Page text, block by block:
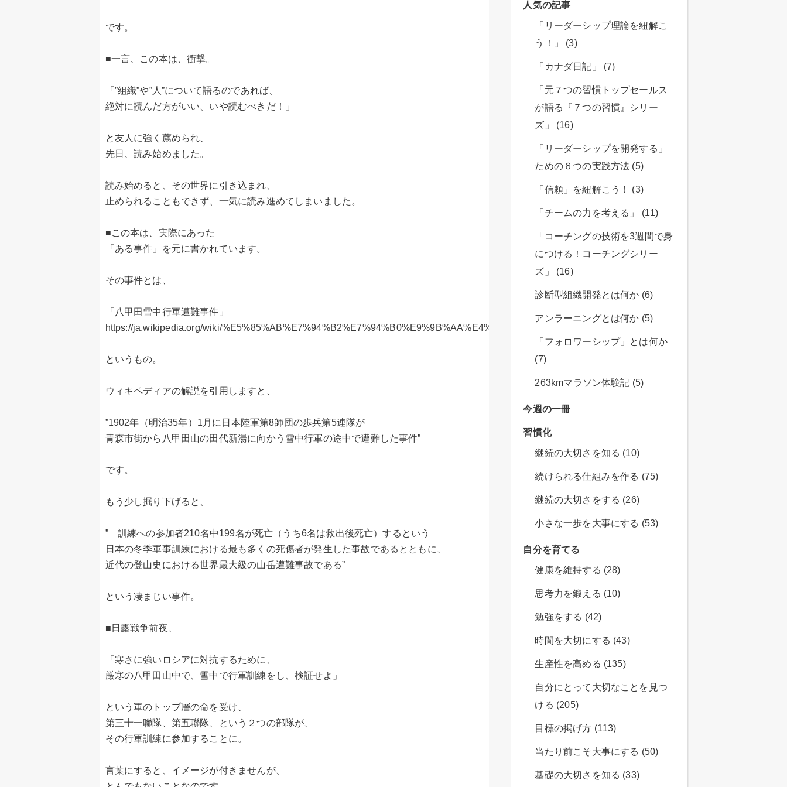
です。
■一言、この本は、衝撃。
「”組織”や”人”について語るのであれば、
絶対に読んだ方がいい、いや読むべきだ！」
と友人に強く薦められ、
先日、読み始めました。
読み始めると、その世界に引き込まれ、
止められることもできず、一気に読み進めてしまいました。
■この本は、実際にあった
「ある事件」を元に書かれています。
その事件とは、
「八甲田雪中行軍遭難事件」
https://ja.wikipedia.org/wiki/
というもの。
ウィキペディアの解説を引用しますと、
”1902年（明治35年）1月に日本陸軍第8師団の歩兵第5連隊が
青森市街から八甲田山の田代新湯に向かう雪中行軍の途中で遭難した事件”
です。
もう少し掘り下げると、
” 訓練への参加者210名中199名が死亡（うち6名は救出後死亡）するという
日本の冬季軍事訓練における最も多くの死傷者が発生した事故であるとともに、
近代の登山史における世界最大級の山岳遭難事故である”
という凄まじい事件。
■日露戦争前夜、
「寒さに強いロシアに対抗するために、
厳寒の八甲田山中で、雪中で行軍訓練をし、検証せよ」
という軍のトップ層の命を受け、
第三十一聯隊、第五聯隊、という２つの部隊が、
その行軍訓練に参加することに。
言葉にすると、イメージが付きませんが、
人気の記事
「リーダーシップ理論を紐解こ
う！」 (3)
「カナダ日記」 (7)
「元７つの習慣トップセールス
が語る『７つの習慣』シリー
ズ」 (16)
「リーダーシップを開発する」
ための６つの実践方法 (5)
「信頼」を紐解こう！ (3)
「チームの力を考える」 (11)
「コーチングの技術を3週間で身
につける！コーチングシリー
ズ」 (16)
診断型組織開発とは何か (6)
アンラーニングとは何か (5)
「フォロワーシップ」とは何か
(7)
263kmマラソン体験記 (5)
今週の一冊
習慣化
継続の大切さを知る (10)
続けられる仕組みを作る (75)
継続の大切さをする (26)
小さな一歩を大事にする (53)
自分を育てる
健康を維持する (28)
思考力を鍛える (10)
勉強をする (42)
時間を大切にする (43)
生産性を高める (135)
自分にとって大切なことを見つ
ける (205)
目標の掲げ方 (113)
当たり前こそ大事にする (50)
基礎の大切さを知る (33)